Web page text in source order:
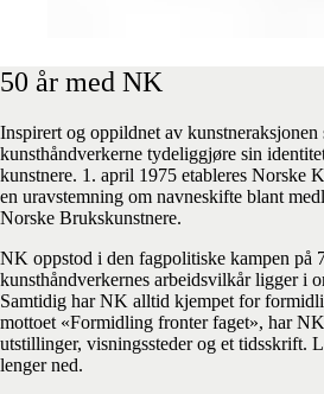
50 år med NK
Inspirert og oppildnet av
kunsthåndverkerne tydeliggjøre sin
kunstnere. 1. april 1975 etableres Norske
en uravstemning om navneskifte blant
Norske Brukskunstnere.
NK oppstod i den fagpolitiske kampen på
kunsthåndverkernes arbeidsvilkår ligger i
Samtidig har NK alltid kjempet for
mottoet «Formidling fronter faget», har
utstillinger, visningssteder og et tidsskrift.
lenger ned.